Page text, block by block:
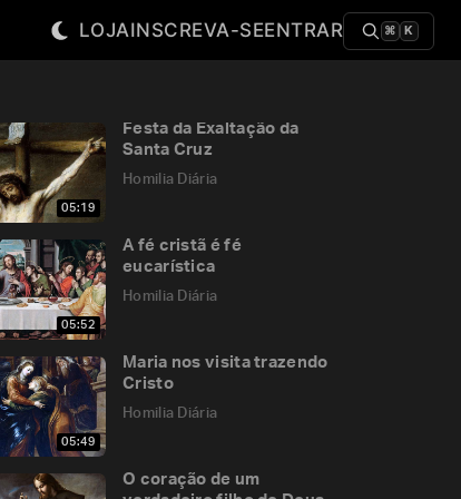
LOJAINSCREVA-SEENTRAR ⌘ K
05:19
Festa da Exaltação da
Santa Cruz
Homilia Diária
05:52
A fé cristã é fé
eucarística
Homilia Diária
05:49
Maria nos visita trazendo
Cristo
Homilia Diária
O coração de um